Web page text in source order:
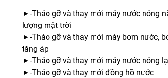
►-Tháo gỡ và thay mới máy nước nóng
lượng mặt trời
►-Tháo gỡ và thay mới máy bơm nước,
tăng áp
►-Tháo gỡ và thay mới máy nước nóng
►-Tháo gỡ và thay mới đồng hồ nước